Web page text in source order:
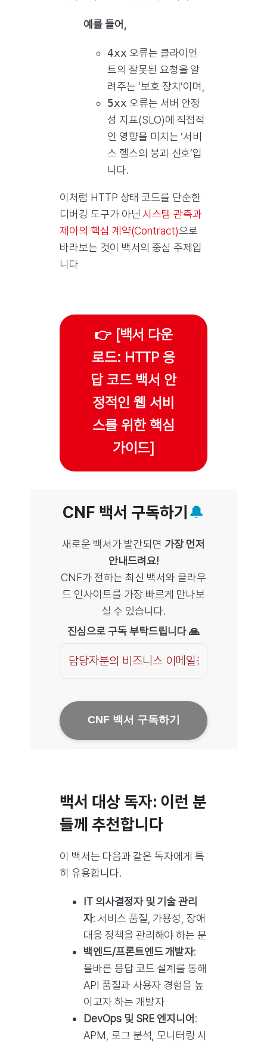
예를 들어,
4xx 오류는 클라이언
트의 잘못된 요청을 알
려주는 ‘보호 장치’이며,
5xx 오류는 서버 안정
성 지표(SLO)에 직접적
인 영향을 미치는 ‘서비
스 헬스의 붕괴 신호’입
니다.
이처럼 HTTP 상태 코드를 단순한
디버깅 도구가 아닌 시스템 관측과
제어의 핵심 계약(Contract)으로
바라보는 것이 백서의 중심 주제입
니다
👉 [백서 다운
로드: HTTP 응
답 코드 백서 안
정적인 웹 서비
스를 위한 핵심
가이드]
CNF 백서 구독하기 🔔
새로운 백서가 발간되면 가장 먼저
안내드려요!
CNF가 전하는 최신 백서와 클라우
드 인사이트를 가장 빠르게 만나보
실 수 있습니다.
진심으로 구독 부탁드립니다 🙏
Name *
CNF 백서 구독하기
백서 대상 독자: 이런 분
들께 추천합니다
이 백서는 다음과 같은 독자에게 특
히 유용합니다.
IT 의사결정자 및 기술 관리
자: 서비스 품질, 가용성, 장애
대응 정책을 관리해야 하는 분
백엔드/프론트엔드 개발자:
올바른 응답 코드 설계를 통해
API 품질과 사용자 경험을 높
이고자 하는 개발자
DevOps 및 SRE 엔지니어:
APM, 로그 분석, 모니터링 시